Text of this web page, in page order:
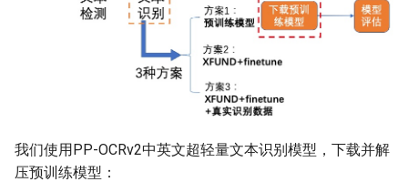
我们使用PP-OCRv2中英文超轻量文本识别模型，下载并解
压预训练模型：